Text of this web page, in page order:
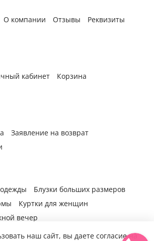
О компании Отзывы
Реквизиты
кабинет
Корзина
Заявление на возврат
Блузки больших размеров
Куртки для женщин
вечер
наш сайт, вы даете согласие на